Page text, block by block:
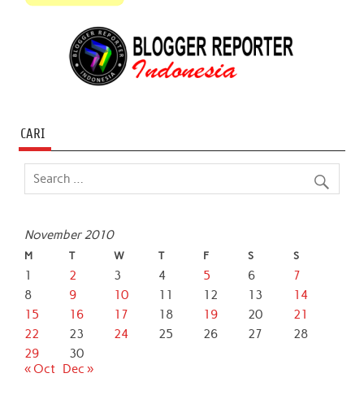
CARI
November 2010
M T W T F S S
1 2 3 4 5 6
7
8
9 10 11 12 13
14
15
16 17 18 19 20
21
22
23 24 25 26 27
28
29
30
« Oct Dec »